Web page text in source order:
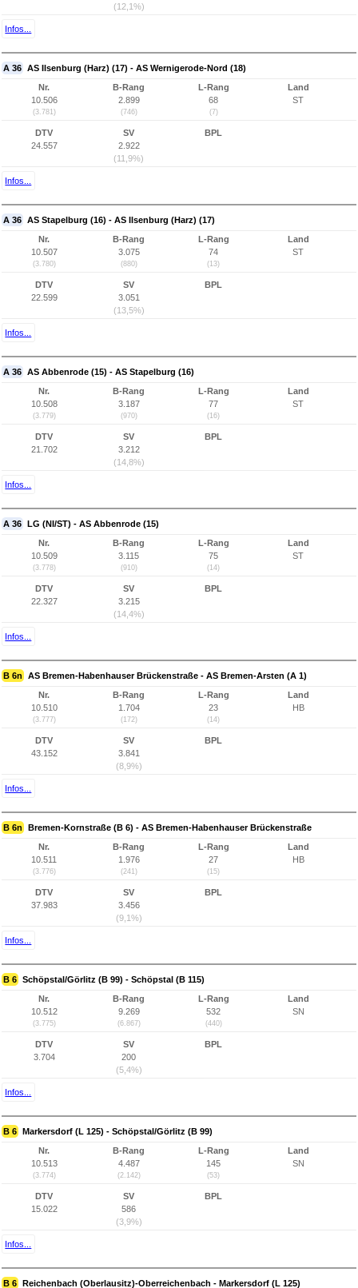
(12,1%)
Infos...
A 36 AS Ilsenburg (Harz) (17) - AS Wernigerode-Nord (18)
Nr.
10.506
(3.781)
B-Rang
2.899
(746)
L-Rang
68
(7)
Land
ST
DTV
24.557
SV
2.922
(11,9%)
BPL
Infos...
A 36 AS Stapelburg (16) - AS Ilsenburg (Harz) (17)
Nr.
10.507
(3.780)
B-Rang
3.075
(880)
L-Rang
74
(13)
Land
ST
DTV
22.599
SV
3.051
(13,5%)
BPL
Infos...
A 36 AS Abbenrode (15) - AS Stapelburg (16)
Nr.
10.508
(3.779)
B-Rang
3.187
(970)
L-Rang
77
(16)
Land
ST
DTV
21.702
SV
3.212
(14,8%)
BPL
Infos...
A 36 LG (NI/ST) - AS Abbenrode (15)
Nr.
10.509
(3.778)
B-Rang
3.115
(910)
L-Rang
75
(14)
Land
ST
DTV
22.327
SV
3.215
(14,4%)
BPL
Infos...
B 6n AS Bremen-Habenhauser Brückenstraße - AS Bremen-Arsten (A 1)
Nr.
10.510
(3.777)
B-Rang
1.704
(172)
L-Rang
23
(14)
Land
HB
DTV
43.152
SV
3.841
(8,9%)
BPL
Infos...
B 6n Bremen-Kornstraße (B 6) - AS Bremen-Habenhauser Brückenstraße
Nr.
10.511
(3.776)
B-Rang
1.976
(241)
L-Rang
27
(15)
Land
HB
DTV
37.983
SV
3.456
(9,1%)
BPL
Infos...
B 6 Schöpstal/Görlitz (B 99) - Schöpstal (B 115)
Nr.
10.512
(3.775)
B-Rang
9.269
(6.867)
L-Rang
532
(440)
Land
SN
DTV
3.704
SV
200
(5,4%)
BPL
Infos...
B 6 Markersdorf (L 125) - Schöpstal/Görlitz (B 99)
Nr.
10.513
(3.774)
B-Rang
4.487
(2.142)
L-Rang
145
(53)
Land
SN
DTV
15.022
SV
586
(3,9%)
BPL
Infos...
B 6 Reichenbach (Oberlausitz)-Oberreichenbach - Markersdorf (L 125)